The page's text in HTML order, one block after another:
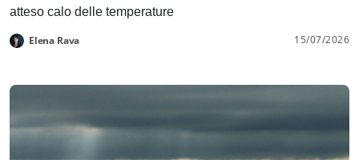
atteso calo delle temperature
Elena Rava 15/07/2026